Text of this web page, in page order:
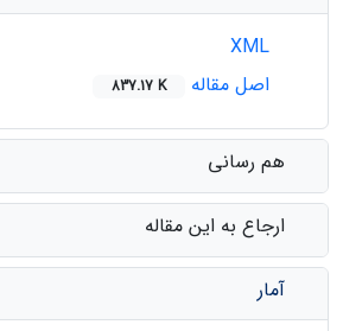
اصل مقاله
837.17 K
هم رسانی
ارجاع به این مقاله
آمار